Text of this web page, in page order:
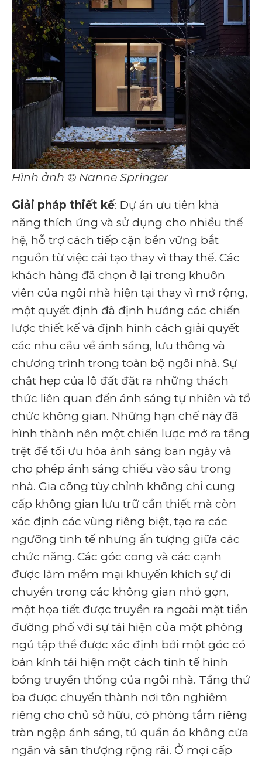
Hình ảnh © Nanne Springer
Giải pháp thiết kế: Dự án ưu tiên khả
năng thích ứng và sử dụng cho nhiều thế
hệ, hỗ trợ cách tiếp cận bền vững bắt
nguồn từ việc cải tạo thay vì thay thế. Các
khách hàng đã chọn ở lại trong khuôn
viên của ngôi nhà hiện tại thay vì mở rộng,
một quyết định đã định hướng các chiến
lược thiết kế và định hình cách giải quyết
các nhu cầu về ánh sáng, lưu thông và
chương trình trong toàn bộ ngôi nhà. Sự
chật hẹp của lô đất đặt ra những thách
thức liên quan đến ánh sáng tự nhiên và tổ
chức không gian. Những hạn chế này đã
hình thành nên một chiến lược mở ra tầng
trệt để tối ưu hóa ánh sáng ban ngày và
cho phép ánh sáng chiếu vào sâu trong
nhà. Gia công tùy chỉnh không chỉ cung
cấp không gian lưu trữ cần thiết mà còn
xác định các vùng riêng biệt, tạo ra các
ngưỡng tinh tế nhưng ấn tượng giữa các
chức năng. Các góc cong và các cạnh
được làm mềm mại khuyến khích sự di
chuyển trong các không gian nhỏ gọn,
một họa tiết được truyền ra ngoài mặt tiền
đường phố với sự tái hiện của một phòng
ngủ tập thể được xác định bởi một góc có
bán kính tái hiện một cách tinh tế hình
bóng truyền thống của ngôi nhà. Tầng thứ
ba được chuyển thành nơi tôn nghiêm
riêng cho chủ sở hữu, có phòng tắm riêng
tràn ngập ánh sáng, tủ quần áo không cửa
ngăn và sân thượng rộng rãi. Ở mọi cấp